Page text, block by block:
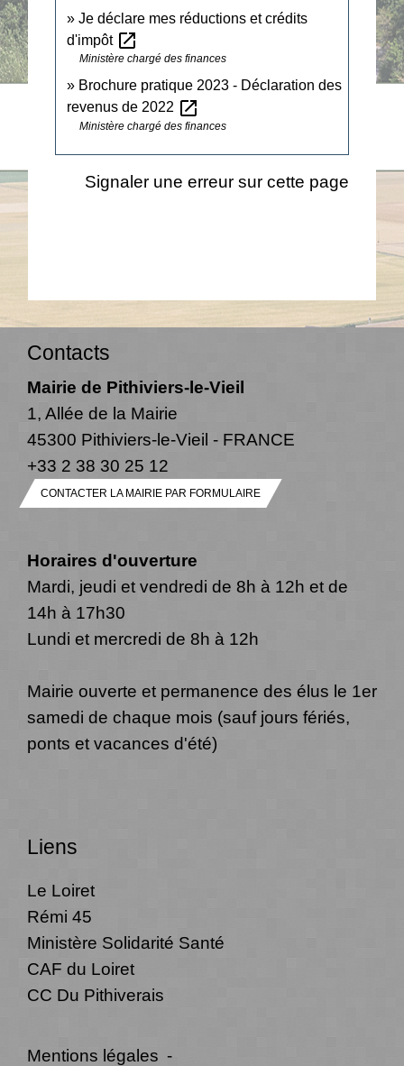
Je déclare mes réductions et crédits
d'impôt open_in_new
Ministère chargé des finances
Brochure pratique 2023 - Déclaration des
revenus de 2022 open_in_new
Ministère chargé des finances
Signaler une erreur sur cette page
Contacts
Mairie de Pithiviers-le-Vieil
1, Allée de la Mairie
45300 Pithiviers-le-Vieil - FRANCE
+33 2 38 30 25 12
CONTACTER LA MAIRIE PAR FORMULAIRE
Horaires d'ouverture
Mardi, jeudi et vendredi de 8h à 12h et de
14h à 17h30
Lundi et mercredi de 8h à 12h
Mairie ouverte et permanence des élus le 1er
samedi de chaque mois (sauf jours fériés,
ponts et vacances d'été)
Liens
Le Loiret
Rémi 45
Ministère Solidarité Santé
CAF du Loiret
CC Du Pithiverais
Mentions légales -